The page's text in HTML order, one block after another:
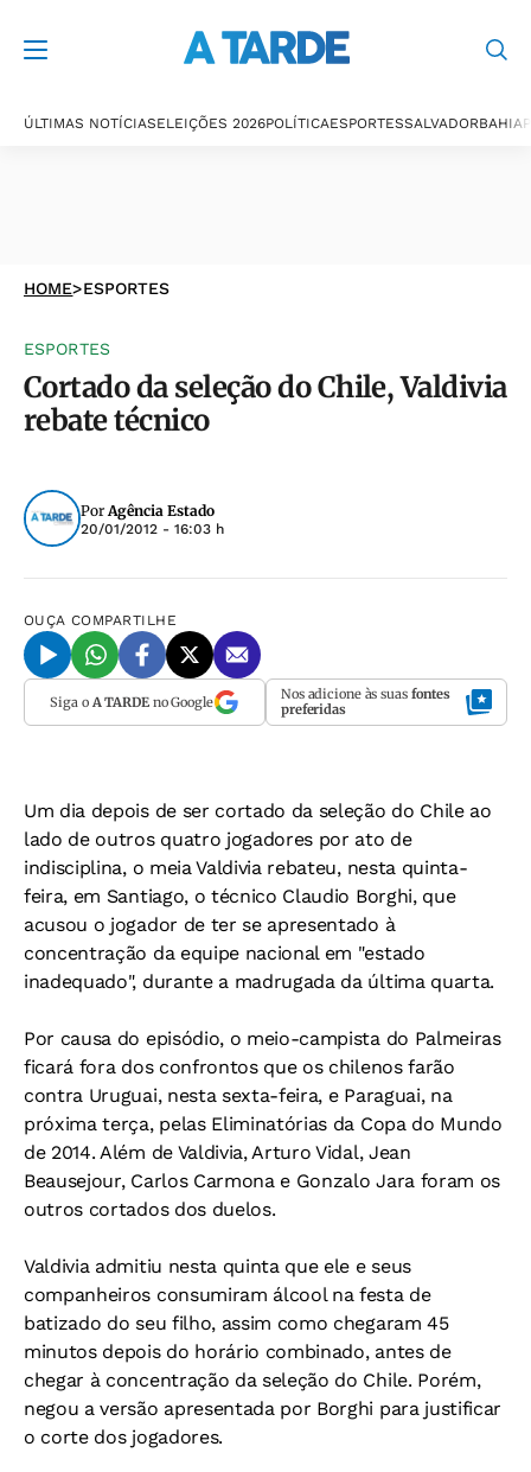
ÚLTIMAS NOTÍCIASELEIÇÕES 2026POLÍTICAESPORTESSALVADORBAHIA
HOME>ESPORTES
ESPORTES
Cortado da seleção do Chile, Valdivia
rebate técnico
PorAgência Estado
20/01/2012 - 16:03 h
OUÇA COMPARTILHE
Siga o A TARDEno Google Nos adicione às suas fontes
preferidas
Um dia depois de ser cortado da seleção do Chile ao
lado de outros quatro jogadores por ato de
indisciplina, o meia Valdivia rebateu, nesta quinta-
feira, em Santiago, o técnico Claudio Borghi, que
acusou o jogador de ter se apresentado à
concentração da equipe nacional em "estado
inadequado", durante a madrugada da última quarta.
Por causa do episódio, o meio-campista do Palmeiras
ficará fora dos confrontos que os chilenos farão
contra Uruguai, nesta sexta-feira, e Paraguai, na
próxima terça, pelas Eliminatórias da Copa do Mundo
de 2014. Além de Valdivia, Arturo Vidal, Jean
Beausejour, Carlos Carmona e Gonzalo Jara foram os
outros cortados dos duelos.
Valdivia admitiu nesta quinta que ele e seus
companheiros consumiram álcool na festa de
batizado do seu filho, assim como chegaram 45
minutos depois do horário combinado, antes de
chegar à concentração da seleção do Chile. Porém,
negou a versão apresentada por Borghi para justificar
o corte dos jogadores.